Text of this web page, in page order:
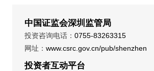
中国证监会深圳监管局
投资咨询电话： 0755-83263315
网址： www.csrc.gov.cn/pub/shenzhen
投资者互动平台